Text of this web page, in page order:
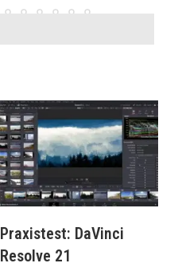
Praxistest: DaVinci
Resolve 21